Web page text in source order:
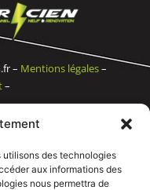
utilisons des technologies
aux informations des
nous permettra de
– Mentions légales–
–